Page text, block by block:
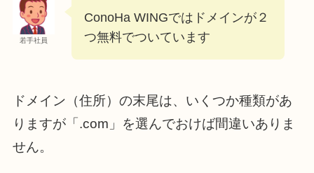
若手社員
ConoHa WINGではドメインが２
つ無料でついています
ドメイン（住所）の末尾は、いくつか種類があ
りますが「.com」を選んでおけば間違いありま
せん。